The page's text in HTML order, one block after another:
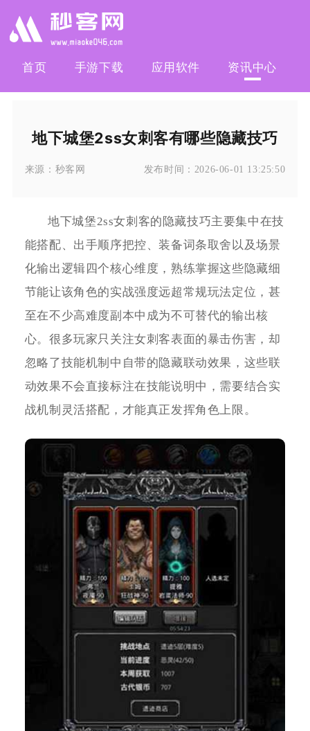
首页 手游下载 应用软件 资讯中心
地下城堡2ss女刺客有哪些隐藏技巧
来源： 秒客网 发布时间： 2026-06-01 13:25:50
地下城堡2ss女刺客的隐藏技巧主要集中在技
能搭配、出手顺序把控、装备词条取舍以及场景
化输出逻辑四个核心维度，熟练掌握这些隐藏细
节能让该角色的实战强度远超常规玩法定位，甚
至在不少高难度副本中成为不可替代的输出核
心。很多玩家只关注女刺客表面的暴击伤害，却
忽略了技能机制中自带的隐藏联动效果，这些联
动效果不会直接标注在技能说明中，需要结合实
战机制灵活搭配，才能真正发挥角色上限。